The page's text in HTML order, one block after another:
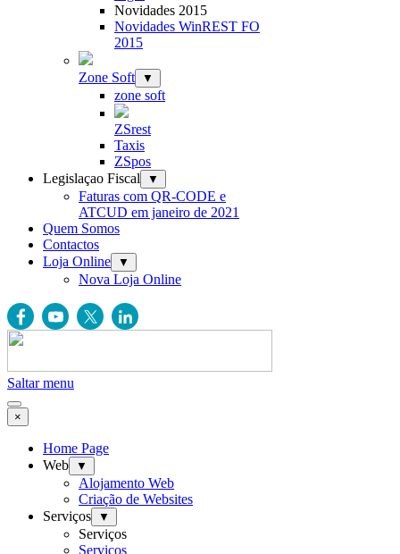
Novidades 2015
Novidades WinREST FO
2015
Zone Soft ▼
zone soft
ZSrest
Taxis
ZSpos
Legislaçao Fiscal
▼
Faturas com QR-CODE e
ATCUD em janeiro de 2021
Quem Somos
Contactos
Loja Online
▼
Nova Loja Online
Saltar menu
×
Home Page
Web
▼
Alojamento Web
Criação de Websites
Serviços
▼
Serviços
Serviços